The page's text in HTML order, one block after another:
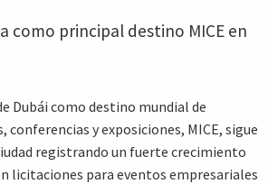
como principal destino MICE en
Dubái como destino mundial de
conferencias y exposiciones, MICE, sigue
registrando un fuerte crecimiento
licitaciones para eventos empresariales